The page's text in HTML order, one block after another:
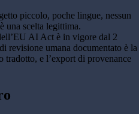
piccolo, poche lingue, nessun
una scelta legittima.
AI Act è in vigore dal 2
revisione umana documentato è la
tradotto, e l’export di provenance